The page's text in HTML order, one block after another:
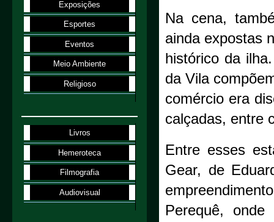
Na cena,
ainda expostas
histórico da
da Vila
comércio era
calçadas, entre
Entre esses
Gear, de
Perequê,
Exposições
Esportes
Eventos
Meio Ambiente
Religioso
Livros
Hemeroteca
Filmografia
Audiovisual